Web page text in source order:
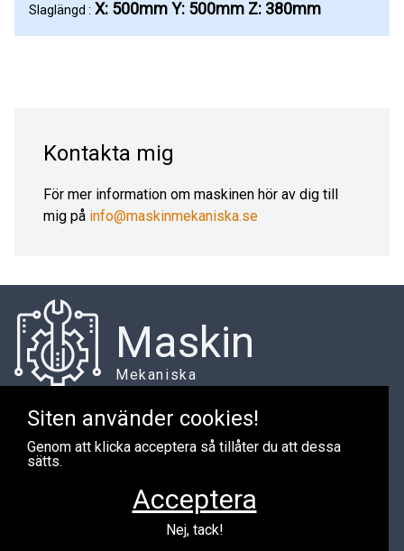
Slaglängd : X: 500mm Y: 500mm Z: 380mm
Kontakta mig
För mer information om maskinen hör av dig till
mig på info@maskinmekaniska.se
Maskin
Mekaniska
Har du maskiner du vill sälja?
Jag är alltid intresserad av att köpa maskiner. Om du har
maskiner att sälja är du välkommen att kontakta mig via
telefon eller epost och berätta vad du har.
Siten använder cookies!
Genom att klicka acceptera så tillåter du att dessa
sätts.
Acceptera
Nej, tack!